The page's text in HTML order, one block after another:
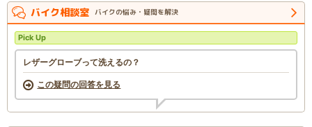
バイク相談室 バイクの悩み・疑問を解決
Pick Up
レザーグローブって洗えるの？
この疑問の回答を見る